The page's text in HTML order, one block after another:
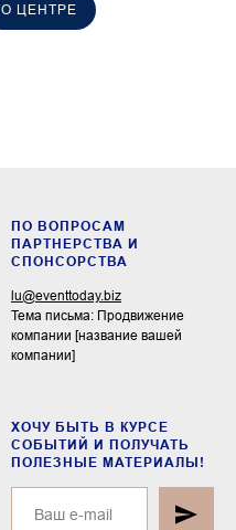
О ЦЕНТРЕ
ПО ВОПРОСАМ
ПАРТНЕРСТВА И
СПОНСОРСТВА
lu@eventtoday.biz
Тема письма: Продвижение
компании [название вашей
компании]
ХОЧУ БЫТЬ В КУРСЕ
СОБЫТИЙ И ПОЛУЧАТЬ
ПОЛЕЗНЫЕ МАТЕРИАЛЫ!